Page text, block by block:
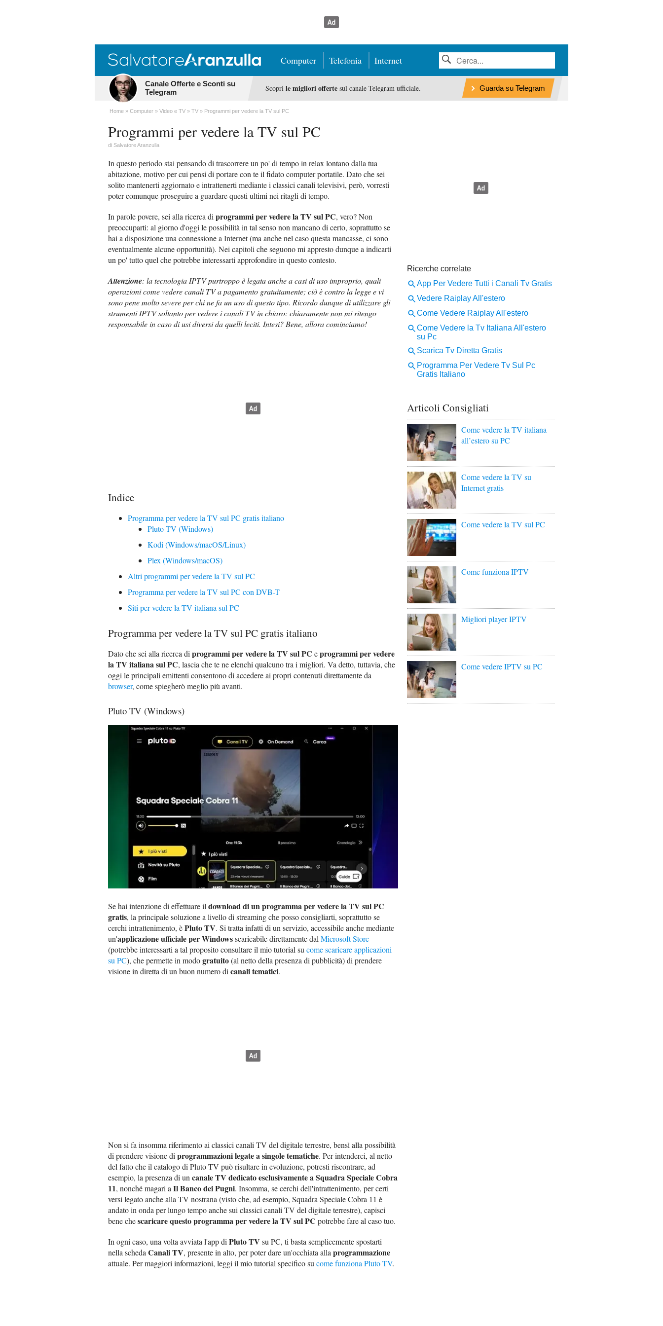
Computer Telefonia Internet
Canale Offerte e Sconti su
Telegram
Scopri le migliori offertesul canale Telegram ufficiale. Guarda su Telegram
Home Computer Video e TV TV Programmi per vedere la TV sul PC
Programmi per vedere la TV sul PC
di Salvatore Aranzulla
In questo periodo stai pensando di trascorrere un po' di tempo in relax lontano dalla tua
abitazione, motivo per cui pensi di portare con te il fidato computer portatile. Dato che sei
solito mantenerti aggiornato e intrattenerti mediante i classici canali televisivi, però, vorresti
poter comunque proseguire a guardare questi ultimi nei ritagli di tempo.
In parole povere, sei alla ricerca di programmi per vedere la TV sul PC, vero? Non
preoccuparti: al giorno d'oggi le possibilità in tal senso non mancano di certo, soprattutto se
hai a disposizione una connessione a Internet (ma anche nel caso questa mancasse, ci sono
eventualmente alcune opportunità). Nei capitoli che seguono mi appresto dunque a indicarti
un po' tutto quel che potrebbe interessarti approfondire in questo contesto.
Attenzione: la tecnologia IPTV purtroppo è legata anche a casi di uso improprio, quali
operazioni come vedere canali TV a pagamento gratuitamente; ciò è contro la legge e vi
sono pene molto severe per chi ne fa un uso di questo tipo. Ricordo dunque di utilizzare gli
strumenti IPTV soltanto per vedere i canali TV in chiaro: chiaramente non mi ritengo
responsabile in caso di usi diversi da quelli leciti. Intesi? Bene, allora cominciamo!
Indice
Programma per vedere la TV sul PC gratis italiano
Pluto TV (Windows)
Kodi (Windows/macOS/Linux)
Plex (Windows/macOS)
Altri programmi per vedere la TV sul PC
Programma per vedere la TV sul PC con DVB-T
Siti per vedere la TV italiana sul PC
Programma per vedere la TV sul PC gratis italiano
Dato che sei alla ricerca di programmi per vedere la TV sul PC eprogrammi per vedere
la TV italiana sul PC, lascia che te ne elenchi qualcuno tra i migliori. Va detto, tuttavia, che
oggi le principali emittenti consentono di accedere ai propri contenuti direttamente da
browser, come spiegherò meglio più avanti.
Pluto TV (Windows)
Se hai intenzione di effettuare il download di un programma per vedere la TV sul PC
gratis, la principale soluzione a livello di streaming che posso consigliarti, soprattutto se
cerchi intrattenimento, èPluto TV. Si tratta infatti di un servizio, accessibile anche mediante
un'applicazione ufficiale per Windowsscaricabile direttamente dal Microsoft Store
(potrebbe interessarti a tal proposito consultare il mio tutorial su come scaricare applicazioni
su PC), che permette in modogratuito(al netto della presenza di pubblicità) di prendere
visione in diretta di un buon numero di canali tematici.
Non si fa insomma riferimento ai classici canali TV del digitale terrestre, bensì alla possibilità
di prendere visione di programmazioni legate a singole tematiche. Per intenderci, al netto
del fatto che il catalogo di Pluto TV può risultare in evoluzione, potresti riscontrare, ad
esempio, la presenza di un canale TV dedicato esclusivamente a Squadra Speciale Cobra
11, nonché magari a Il Banco dei Pugni. Insomma, se cerchi dell'intrattenimento, per certi
versi legato anche alla TV nostrana (visto che, ad esempio, Squadra Speciale Cobra 11 è
andato in onda per lungo tempo anche sui classici canali TV del digitale terrestre), capisci
bene chescaricare questo programma per vedere la TV sul PC potrebbe fare al caso tuo.
In ogni caso, una volta avviata l'app di Pluto TV su PC, ti basta semplicemente spostarti
nella scheda Canali TV, presente in alto, per poter dare un'occhiata alla programmazione
attuale. Per maggiori informazioni, leggi il mio tutorial specifico su come funziona Pluto TV.
Articoli Consigliati
Come vedere la TV italiana
all’estero su PC
Come vedere la TV su
Internet gratis
Come vedere la TV sul PC
Come funziona IPTV
Migliori player IPTV
Come vedere IPTV su PC